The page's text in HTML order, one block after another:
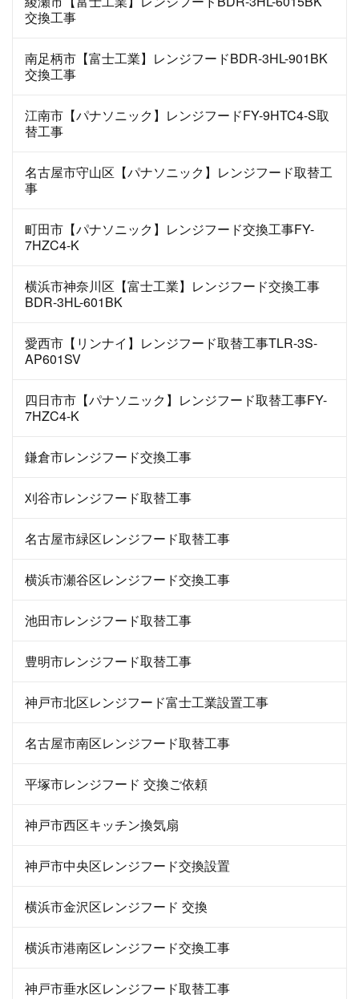
交換工事
南足柄市【富士工業】レンジフードBDR-3HL-901BK
交換工事
江南市【パナソニック】レンジフードFY-9HTC4-S取
替工事
名古屋市守山区【パナソニック】レンジフード取替工
事
町田市【パナソニック】レンジフード交換工事FY-
7HZC4-K
横浜市神奈川区【富士工業】レンジフード交換工事
BDR-3HL-601BK
愛西市【リンナイ】レンジフード取替工事TLR-3S-
AP601SV
四日市市【パナソニック】レンジフード取替工事FY-
7HZC4-K
鎌倉市レンジフード交換工事
刈谷市レンジフード取替工事
名古屋市緑区レンジフード取替工事
横浜市瀬谷区レンジフード交換工事
池田市レンジフード取替工事
豊明市レンジフード取替工事
神戸市北区レンジフード富士工業設置工事
名古屋市南区レンジフード取替工事
平塚市レンジフード 交換ご依頼
神戸市西区キッチン換気扇
神戸市中央区レンジフード交換設置
横浜市金沢区レンジフード 交換
横浜市港南区レンジフード交換工事
神戸市垂水区レンジフード取替工事